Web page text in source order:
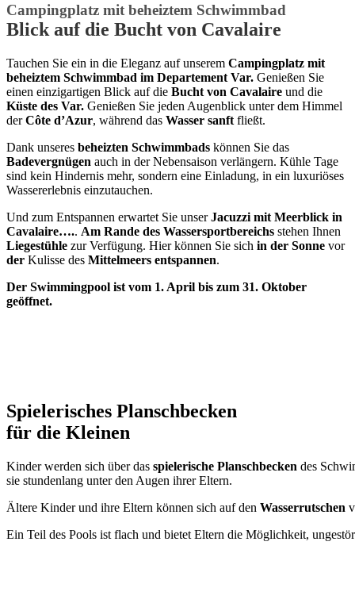
Campingplatz mit beheiztem Schwimmbad
Blick auf die Bucht von Cavalaire
Tauchen Sie ein in die Eleganz auf unserem Campingplatz mit
beheiztem Schwimmbad im Departement Var. Genießen Sie
einen einzigartigen Blick auf die Bucht von Cavalaire und die
Küste des Var. Genießen Sie jeden Augenblick unter dem Himmel
derCôte d’Azur, während das Wasser sanft fließt.
Dank unseres beheizten Schwimmbads können Sie das
Badevergnügen auch in der Nebensaison verlängern. Kühle Tage
sind kein Hindernis mehr, sondern eine Einladung, in ein luxuriöses
Wassererlebnis einzutauchen.
Und zum Entspannen erwartet Sie unserJacuzzi mit Meerblick in
Cavalaire….. Am Rande des Wassersportbereichs stehen Ihnen
Liegestühle zur Verfügung. Hier können Sie sich in der Sonne vor
der Kulisse des Mittelmeers entspannen.
Der Swimmingpool ist vom 1. April bis zum 31. Oktober
geöffnet.
Spielerisches Planschbecken
für die Kleinen
Kinder werden sich über das spielerische Planschbecken des
sie stundenlang unter den Augen ihrer Eltern.
Ältere Kinder und ihre Eltern können sich auf den Wasserrutschen
Ein Teil des Pools ist flach und bietet Eltern die Möglichkeit,